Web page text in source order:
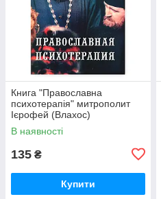
Книга "Православна
психотерапія" митрополит
Ієрофей (Влахос)
В наявності
135 ₴
Купити